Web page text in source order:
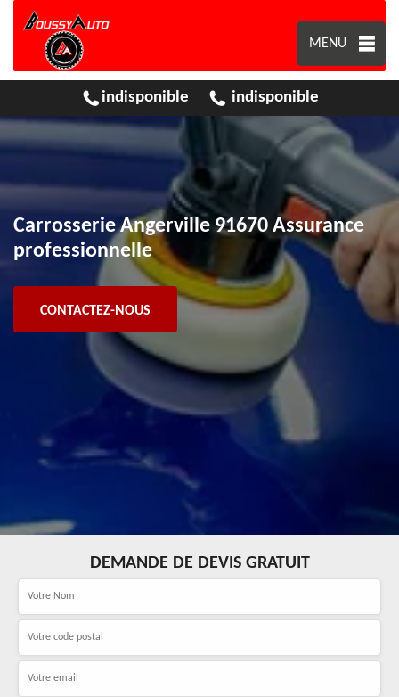
MENU
indisponible indisponible
Carrosserie Angerville 91670 Assurance
professionnelle
CONTACTEZ-NOUS
DEMANDE DE DEVIS GRATUIT